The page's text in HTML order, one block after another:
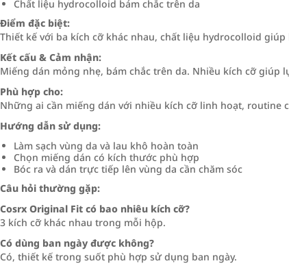
Chất liệu hydrocolloid bám chắc trên da
Điểm đặc biệt:
Thiết kế với ba kích cỡ khác nhau, chất liệu hydrocolloid giúp
Kết cấu & Cảm nhận:
Miếng dán mỏng nhẹ, bám chắc trên da. Nhiều kích cỡ giúp
Phù hợp cho:
Những ai cần miếng dán với nhiều kích cỡ linh hoạt, routine
Hướng dẫn sử dụng:
Làm sạch vùng da và lau khô hoàn toàn
Chọn miếng dán có kích thước phù hợp
Bóc ra và dán trực tiếp lên vùng da cần chăm sóc
Câu hỏi thường gặp:
Cosrx Original Fit có bao nhiêu kích cỡ?
3 kích cỡ khác nhau trong mỗi hộp.
Có dùng ban ngày được không?
Có, thiết kế trong suốt phù hợp sử dụng ban ngày.